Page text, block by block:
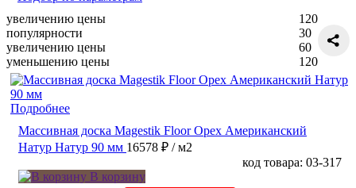
увеличению цены
популярности
увеличению цены
уменьшению цены
120
30
60
120
Подробнее
Массивная доска Magestik Floor Орех Американский
Натур Натур 90 мм 16578 ₽ / м2
код товара: 03-317
В корзину